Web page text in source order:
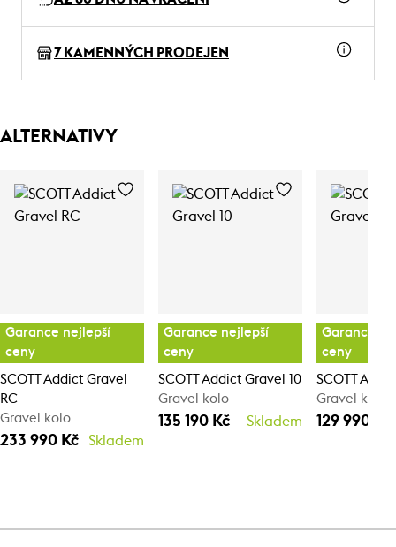
7 KAMENNÝCH PRODEJEN
ALTERNATIVY
Garance nejlepší
ceny
SCOTT Addict Gravel
RC
Gravel kolo
233 990 Kč Skladem
Garance nejlepší
ceny
SCOTT Addict Gravel 10
Gravel kolo
135 190 Kč Skladem
Garance
ceny
SCOTT
Gravel kolo
129 990 Kč